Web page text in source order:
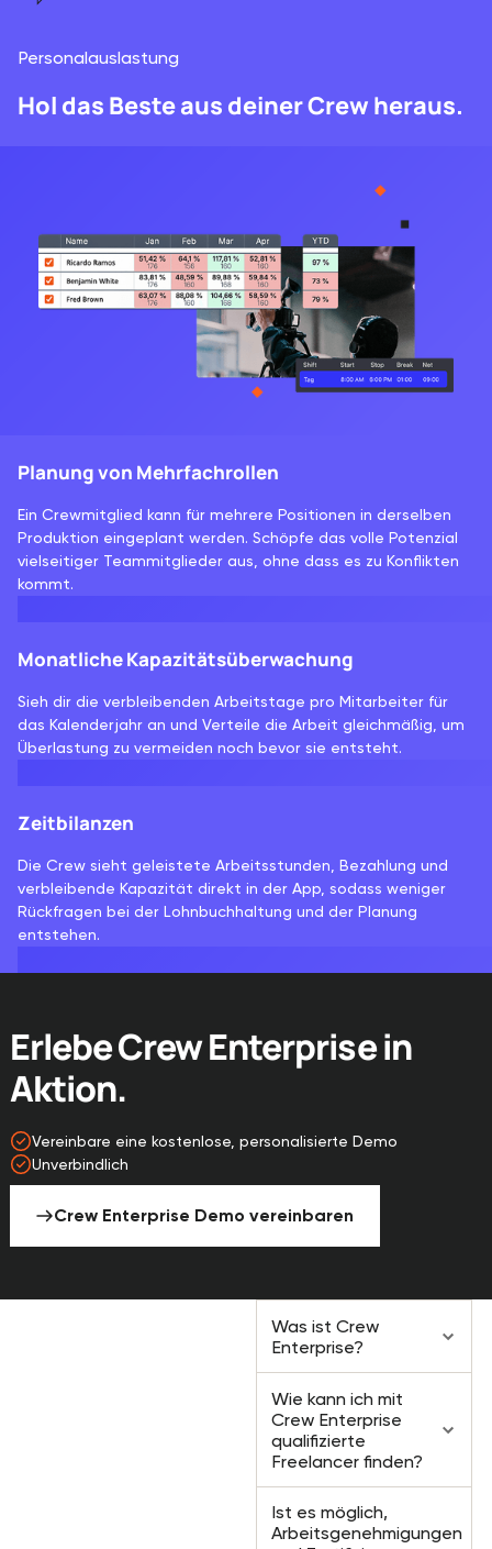
Personalauslastung
Hol das Beste aus deiner Crew heraus.
Planung von Mehrfachrollen
Ein Crewmitglied kann für mehrere Positionen in derselben
Produktion eingeplant werden. Schöpfe das volle Potenzial
vielseitiger Teammitglieder aus, ohne dass es zu Konflikten
kommt.
Monatliche Kapazitätsüberwachung
Sieh dir die verbleibenden Arbeitstage pro Mitarbeiter für
das Kalenderjahr an und Verteile die Arbeit gleichmäßig, um
Überlastung zu vermeiden noch bevor sie entsteht.
Zeitbilanzen
Die Crew sieht geleistete Arbeitsstunden, Bezahlung und
verbleibende Kapazität direkt in der App, sodass weniger
Rückfragen bei der Lohnbuchhaltung und der Planung
entstehen.
Erlebe Crew Enterprise in
Aktion.
Vereinbare eine kostenlose, personalisierte Demo
Unverbindlich
Crew Enterprise Demo vereinbaren
Was ist Crew
Enterprise?
Wie kann ich mit
Crew Enterprise
qualifizierte
Freelancer finden?
Ist es möglich,
Arbeitsgenehmigungen